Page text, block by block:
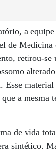
a
de
retirou-
a
de vida
sintético.